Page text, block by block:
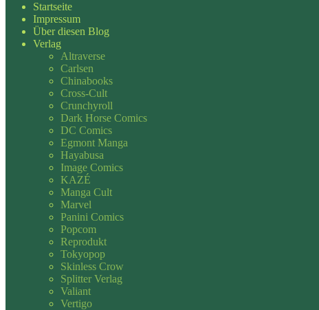
Startseite
Impressum
Über diesen Blog
Verlag
Altraverse
Carlsen
Chinabooks
Cross-Cult
Crunchyroll
Dark Horse Comics
DC Comics
Egmont Manga
Hayabusa
Image Comics
KAZÉ
Manga Cult
Marvel
Panini Comics
Popcom
Reprodukt
Tokyopop
Skinless Crow
Splitter Verlag
Valiant
Vertigo